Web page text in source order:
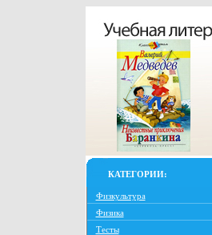
КАТЕГОРИИ:
Физкультура
Физика
Тесты